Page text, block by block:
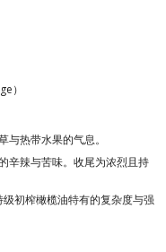
）
热带水果的气息。
辛辣与苦味。收尾为浓烈且持
初榨橄榄油特有的复杂度与强